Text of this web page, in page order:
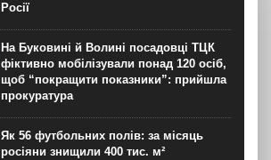
Росії
На Буковині й Волині посадовці ТЦК
фіктивно мобілізували понад 120 осіб,
щоб “покращити показники”: прийшла
прокуратура
Як 56 футбольних полів: за місяць
росіяни знищили 400 тис. м²